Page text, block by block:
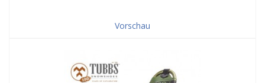
Vorschau